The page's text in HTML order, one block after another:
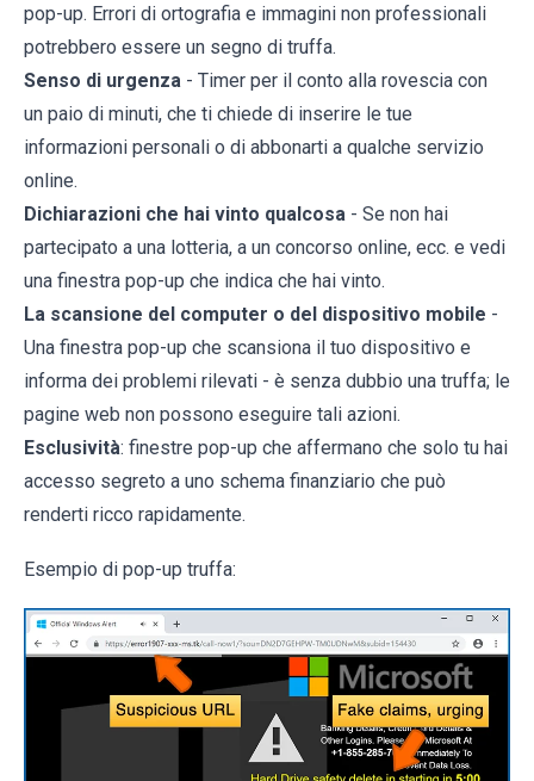
pop-up. Errori di ortografia e immagini non professionali
potrebbero essere un segno di truffa.
Senso di urgenza - Timer per il conto alla rovescia con
un paio di minuti, che ti chiede di inserire le tue
informazioni personali o di abbonarti a qualche servizio
online.
Dichiarazioni che hai vinto qualcosa - Se non hai
partecipato a una lotteria, a un concorso online, ecc. e vedi
una finestra pop-up che indica che hai vinto.
La scansione del computer o del dispositivo mobile -
Una finestra pop-up che scansiona il tuo dispositivo e
informa dei problemi rilevati - è senza dubbio una truffa; le
pagine web non possono eseguire tali azioni.
Esclusività: finestre pop-up che affermano che solo tu hai
accesso segreto a uno schema finanziario che può
renderti ricco rapidamente.
Esempio di pop-up truffa: